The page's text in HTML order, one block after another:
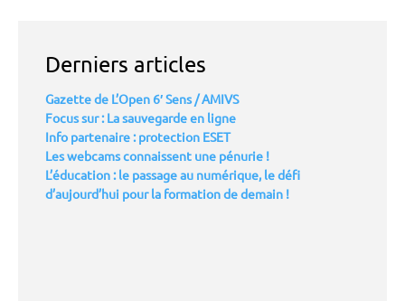
Derniers articles
Gazette de L’Open 6′ Sens / AMIVS
Focus sur : La sauvegarde en ligne
Info partenaire : protection ESET
Les webcams connaissent une pénurie !
L’éducation : le passage au numérique, le défi
d’aujourd’hui pour la formation de demain !